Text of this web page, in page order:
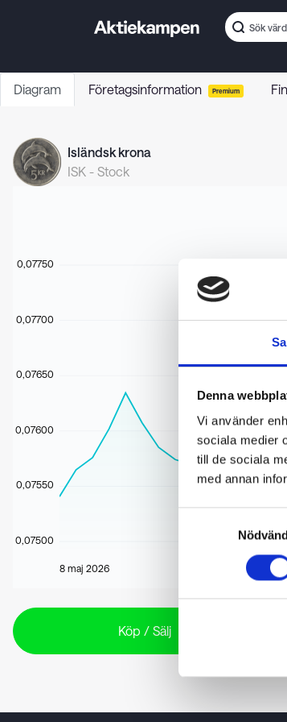
Denna
Vi använder
sociala medier
till de sociala
med annan
Diagram Företagsinformation Premium
Isländsk krona
ISK - Stock
0,07500
0,07550
0,07600
0,07650
0,07700
0,07750
8 maj 2026
Köp / Sälj